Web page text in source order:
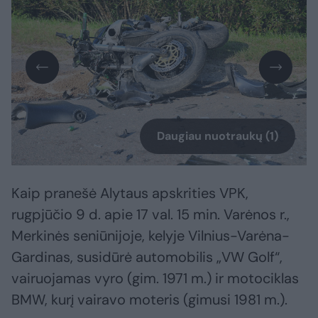
Daugiau nuotraukų (1)
Kaip pranešė Alytaus apskrities VPK,
rugpjūčio 9 d. apie 17 val. 15 min. Varėnos r.,
Merkinės seniūnijoje, kelyje Vilnius-Varėna-
Gardinas, susidūrė automobilis „VW Golf“,
vairuojamas vyro (gim. 1971 m.) ir motociklas
BMW, kurį vairavo moteris (gimusi 1981 m.).